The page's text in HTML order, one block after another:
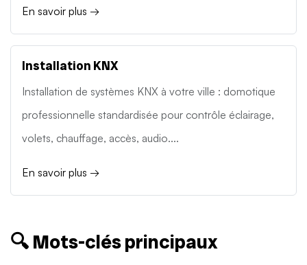
En savoir plus →
Installation KNX
Installation de systèmes KNX à votre ville : domotique
professionnelle standardisée pour contrôle éclairage,
volets, chauffage, accès, audio....
En savoir plus →
🔍 Mots-clés principaux